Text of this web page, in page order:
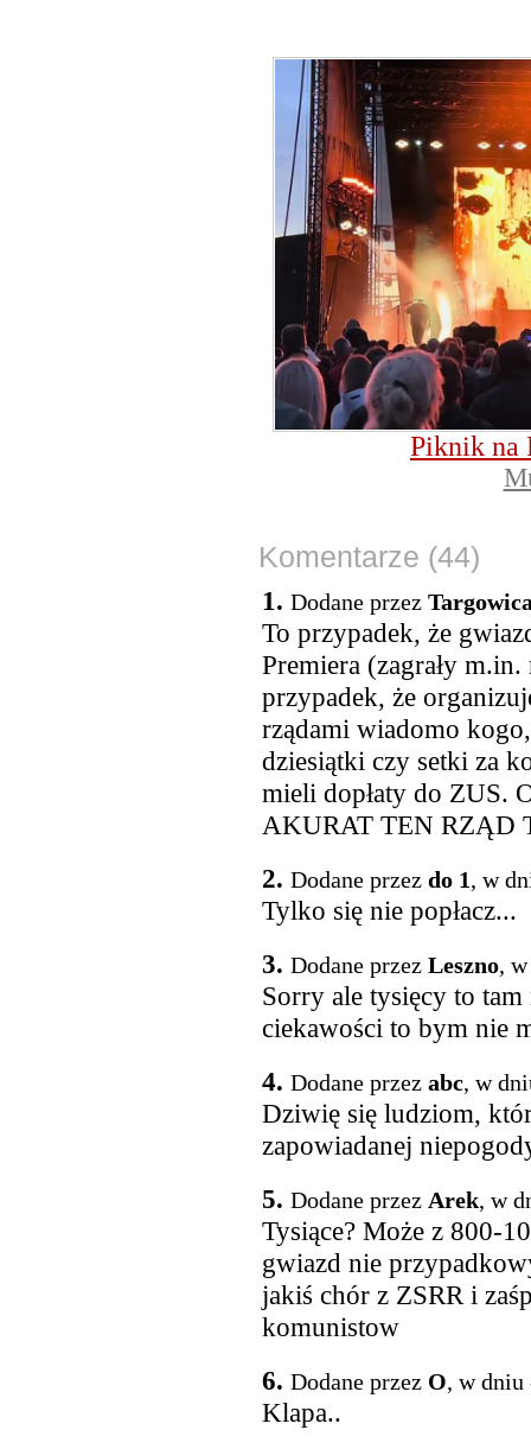
Piknik na
Komentarze (44)
1. Dodane przez
To przypadek, że
Premiera (zagrały
przypadek, że
rządami wiadomo
dziesiątki czy setki za
mieli dopłaty do ZUS.
AKURAT TEN RZĄD
2. Dodane przez do 1, w
Tylko się nie popłacz...
3. Dodane przez Leszno,
Sorry ale tysięcy to tam
ciekawości to bym nie
4. Dodane przez abc, w
Dziwię się ludziom,
zapowiadanej
5. Dodane przez Arek, w
Tysiące? Może z 800-
gwiazd nie
jakiś chór z ZSRR i
komunistow
6. Dodane przez O, w dniu
Klapa..